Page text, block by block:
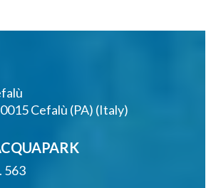
Cefalù (PA) (Italy)
563